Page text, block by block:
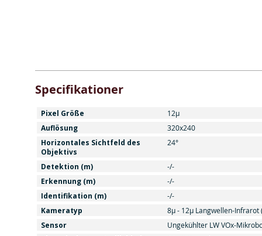
Specifikationer
Pixel Größe 12µ
Auflösung 320x240
Horizontales Sichtfeld des
Objektivs
24°
Detektion (m) -/-
Erkennung (m) -/-
Identifikation (m) -/-
Kameratyp 8μ - 12μ Langwellen-Infrarot
Sensor Ungekühlter LW VOx-